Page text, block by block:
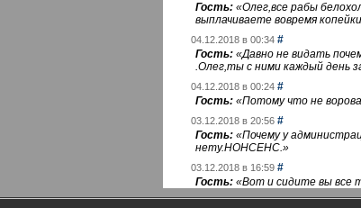
Гость: «Олег,все рабы
выплачиваете вовремя
04.12.2018 в 00:34 #
Гость: «Давно не видать
.Олег,ты с ними каждый день
04.12.2018 в 00:24 #
Гость: «Потому что не
03.12.2018 в 20:56 #
Гость: «Почему у
нету.НОНСЕНС.»
03.12.2018 в 16:59 #
Гость: «Вот и сидите вы все